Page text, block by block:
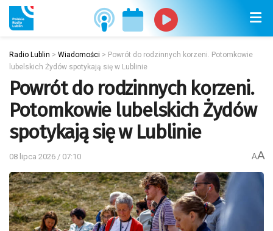
Radio Lublin > Wiadomości > Powrót do rodzinnych korzeni. Potomkowie
lubelskich Żydów spotykają się w Lublinie
Powrót do rodzinnych korzeni.
Potomkowie lubelskich Żydów
spotykają się w Lublinie
08 lipca 2026 / 07:10 AA